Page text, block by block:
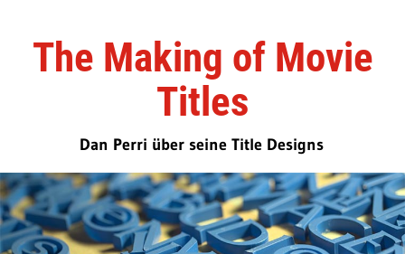
The Making of Movie
Titles
Dan Perri über seine Title Designs